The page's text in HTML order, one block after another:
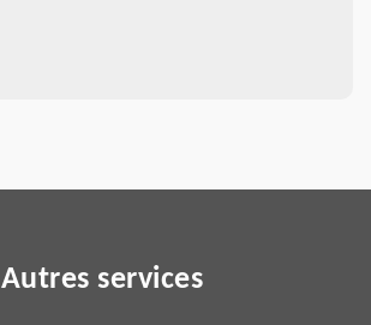
Autres services